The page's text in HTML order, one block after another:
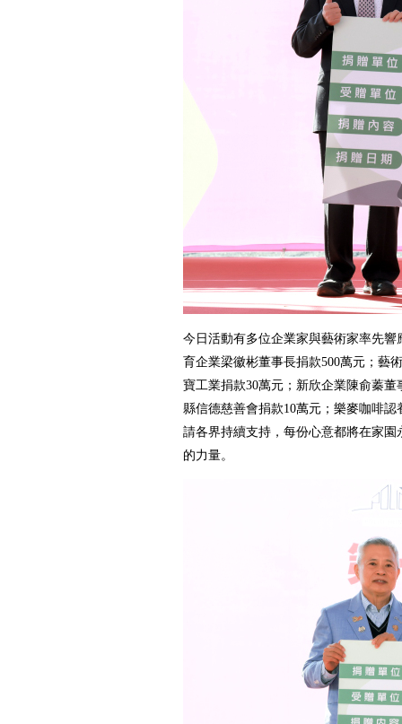
今日活動有多位企業家與藝術家率先
育企業梁徽彬董事長捐款500萬元；藝
寶工業捐款30萬元；新欣企業陳俞蓁
縣信德慈善會捐款10萬元；樂麥咖啡
請各界持續支持，每份心意都將在家
的力量。